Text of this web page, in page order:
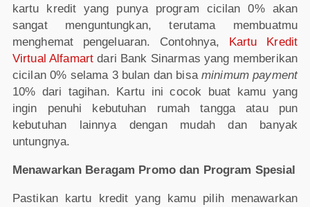
kartu kredit yang punya program cicilan 0% akan
sangat menguntungkan, terutama membuatmu
menghemat pengeluaran. Contohnya,
Kartu Kredit
Virtual Alfamart dari Bank Sinarmas yang memberikan
cicilan 0% selama 3 bulan dan bisaminimum payment
10% dari tagihan. Kartu ini cocok buat kamu yang
ingin penuhi kebutuhan rumah tangga atau pun
kebutuhan lainnya dengan mudah dan banyak
untungnya.
Menawarkan Beragam Promo dan Program Spesial
Pastikan kartu kredit yang kamu pilih menawarkan